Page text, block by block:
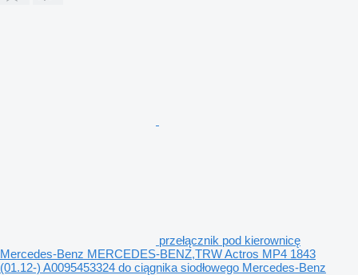
przełącznik pod kierownicę
Mercedes-Benz MERCEDES-BENZ,TRW Actros MP4 1843
(01.12-) A0095453324 do ciągnika siodłowego Mercedes-Benz